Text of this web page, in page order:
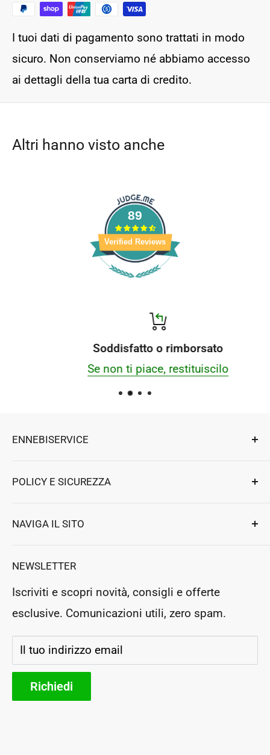
I tuoi dati di pagamento sono trattati in modo
sicuro. Non conserviamo né abbiamo accesso
ai dettagli della tua carta di credito.
Altri hanno visto anche
89
Verified Reviews
Soddisfatto o rimborsato
Se non ti piace, restituiscilo
ENNEBISERVICE
per elettrodomestici e professionali.
Strada Ludovico Ariosto 63
P.Iva: IT03364130546
Rea: PG283954
POLICY E SICUREZZA
Termini e Condizioni
NAVIGA IL SITO
Prenota un appuntamento
Negozio Fisico
Segui il tuo ordine
Storia e futuro
Parteners
NEWSLETTER
Iscriviti e scopri novità, consigli e offerte
esclusive. Comunicazioni utili, zero spam.
Il tuo indirizzo email
Richiedi